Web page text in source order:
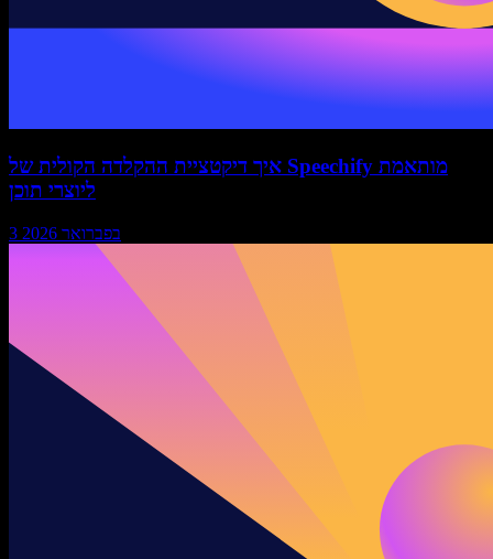
איך דיקטציית ההקלדה הקולית של Speechify מותאמת
ליוצרי תוכן
3 בפברואר 2026